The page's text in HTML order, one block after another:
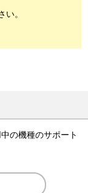
い。
の機種のサポート